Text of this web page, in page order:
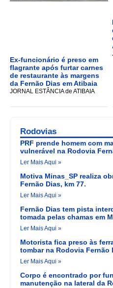
Ex-funcionário é preso em
flagrante após furtar carnes
de restaurante às margens
da Fernão Dias em Atibaia
JORNAL ESTÂNCIA de ATIBAIA
Rodovias
PRF prende homem com
vulnerável na Rodovia
Ler Mais Aqui »
Motiva Minas_SP realiza
Fernão Dias, km 77.
Ler Mais Aqui »
Fernão Dias tem pista
tomada pelas chamas em
Ler Mais Aqui »
Motorista fica preso às
tombar na Rodovia Fernão
Ler Mais Aqui »
Corpo é encontrado por
manutenção na lateral da